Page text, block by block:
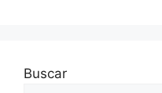
Buscar